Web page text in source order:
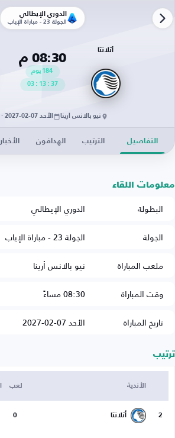
الدوري الإيطالي
الجولة 23 - مباراة الإياب
أتلانتا
08:30 م
184 يوم
37
:
13
:
03
نيو بالانس أرينا الأحد 07-02-2027 · 08:30 م
التفاصيل الترتيب الهدافون الأخبار
معلومات اللقاء
البطولة
الدوري الإيطالي
الجولة
الجولة 23 - مباراة الإياب
ملعب المباراة
نيو بالانس أرينا
وقت المباراة
08:30 مساءً
تاريخ المباراة
الأحد 07-02-2027
ترتيب
الأندية لعب
2 أتلانتا 0